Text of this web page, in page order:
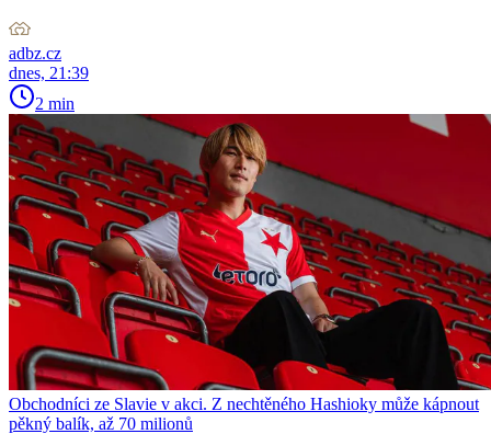
adbz.cz
dnes, 21:39
2 min
Obchodníci ze Slavie v akci. Z nechtěného Hashioky může kápnout
pěkný balík, až 70 milionů